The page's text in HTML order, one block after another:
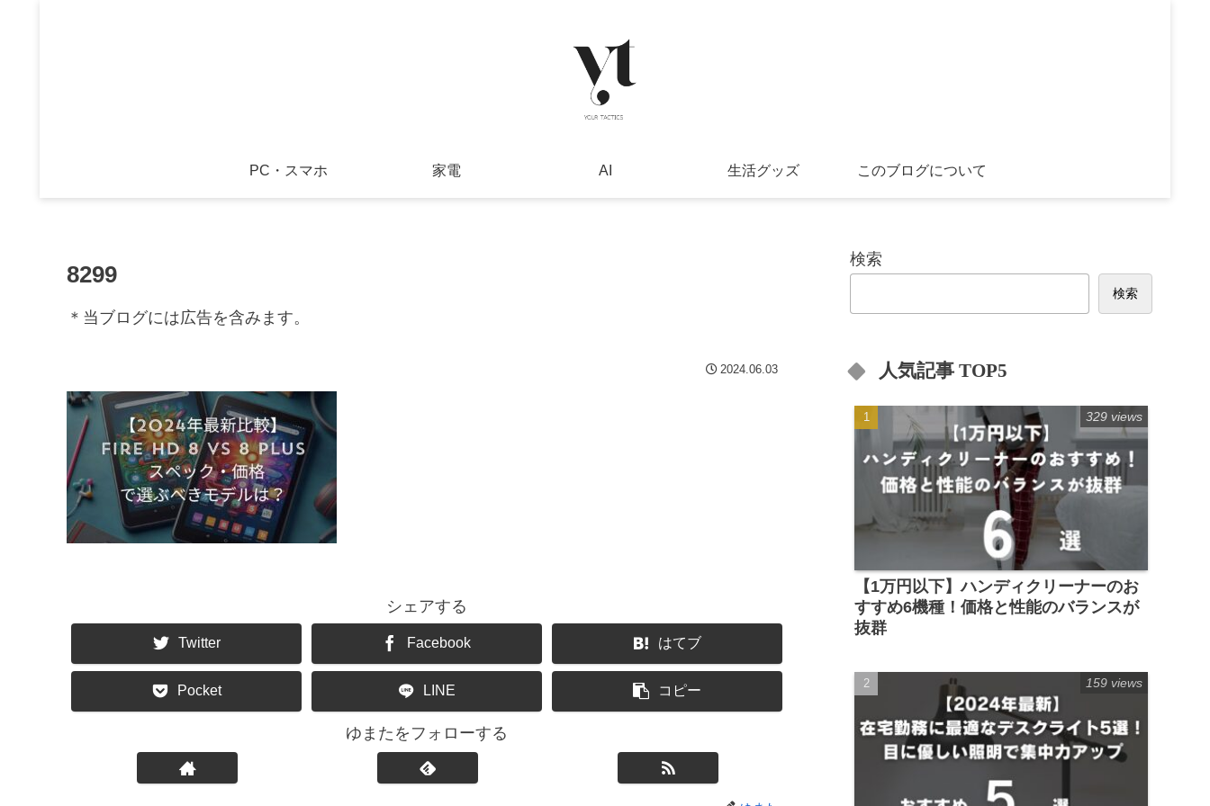
PC・スマホ 家電 AI 生活グッズ このブログについて
8299
＊当ブログには広告を含みます。
2024.06.03
シェアする
Twitter Facebook はてブ
Pocket LINE コピー
ゆまたをフォローする
検索
検索
人気記事 TOP5
【1万円以下】ハンディクリーナーのお
すすめ6機種！価格と性能のバランスが
抜群
329 views
159 views